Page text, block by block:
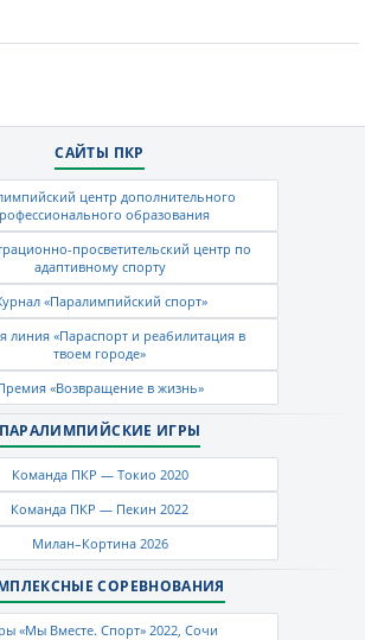
САЙТЫ ПКР
центр дополнительного
образования
просветительский центр по
адаптивному спорту
«Паралимпийский спорт»
линия «Параспорт и реабилитация в
твоем городе»
«Возвращение в жизнь»
ПАРАЛИМПИЙСКИЕ ИГРЫ
Команда ПКР — Токио 2020
Команда ПКР — Пекин 2022
Милан–Кортина 2026
СОРЕВНОВАНИЯ
«Мы Вместе. Спорт» 2022, Сочи